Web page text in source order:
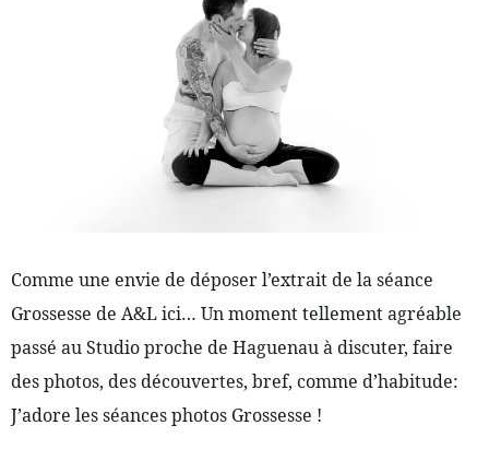
Comme une envie de déposer l’extrait de la séance
Grossesse de A&L ici… Un moment tellement agréable
passé au Studio proche de Haguenau à discuter, faire
des photos, des découvertes, bref, comme d’habitude:
J’adore les séances photos Grossesse !